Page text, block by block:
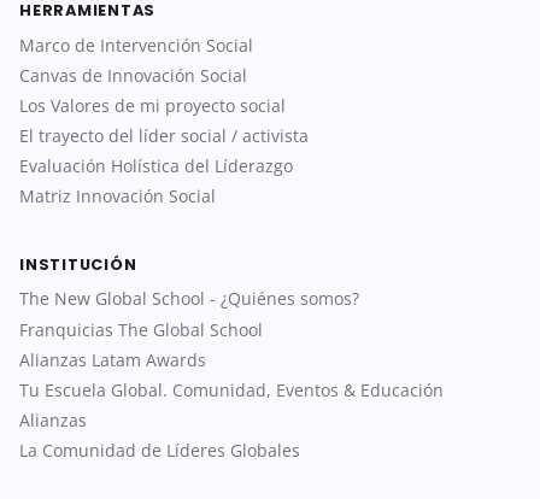
HERRAMIENTAS
Marco de Intervención Social
Canvas de Innovación Social
Los Valores de mi proyecto social
El trayecto del líder social / activista
Evaluación Holística del Líderazgo
Matriz Innovación Social
INSTITUCIÓN
The New Global School - ¿Quiénes somos?
Franquicias The Global School
Alianzas Latam Awards
Tu Escuela Global. Comunidad, Eventos & Educación
Alianzas
La Comunidad de Líderes Globales